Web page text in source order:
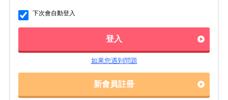
下次會自動登入
登入
如果您遇到問題
新會員註冊